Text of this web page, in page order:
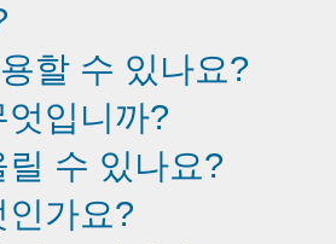
할 수 있나요?
입니까?
수 있나요?
인가요?